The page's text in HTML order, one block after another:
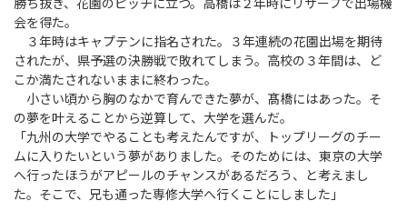
会を得た。
３年時はキャプテンに指名された。３年連続の花園出場を期待
されたが、県予選の決勝戦で敗れてしまう。高校の３年間は、ど
こか満たされないままに終わった。
小さい頃から胸のなかで育んできた夢が、髙橋にはあった。そ
の夢を叶えることから逆算して、大学を選んだ。
「九州の大学でやることも考えたんですが、トップリーグのチー
ムに入りたいという夢がありました。そのためには、東京の大学
へ行ったほうがアピールのチャンスがあるだろう、と考えまし
た。そこで、兄も通った専修大学へ行くことにしました」